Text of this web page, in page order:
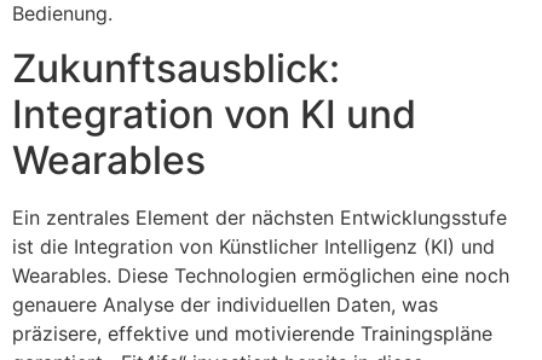
Bedienung.
Zukunftsausblick:
Integration von KI und
Wearables
Ein zentrales Element der nächsten Entwicklungsstufe
ist die Integration von Künstlicher Intelligenz (KI) und
Wearables. Diese Technologien ermöglichen eine noch
genauere Analyse der individuellen Daten, was
präzisere, effektive und motivierende Trainingspläne